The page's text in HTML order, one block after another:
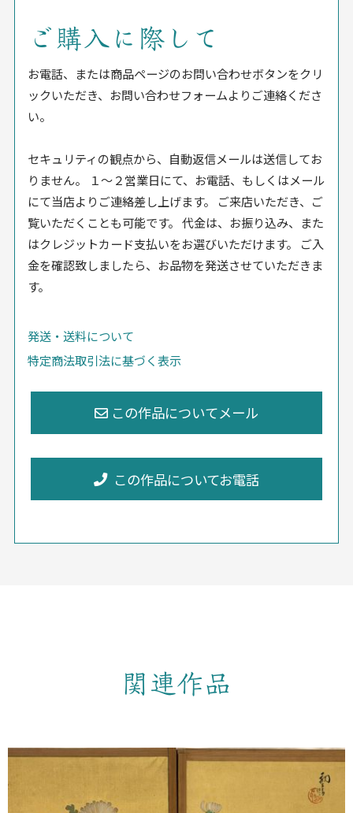
ご購入に際して
お電話、または商品ページのお問い合わせボタンをクリ
ックいただき、お問い合わせフォームよりご連絡くださ
い。
セキュリティの観点から、自動返信メールは送信してお
りません。 １〜２営業日にて、お電話、もしくはメール
にて当店よりご連絡差し上げます。 ご来店いただき、ご
覧いただくことも可能です。 代金は、お振り込み、また
はクレジットカード支払いをお選びいただけます。 ご入
金を確認致しましたら、お品物を発送させていただきま
す。
発送・送料について
特定商法取引法に基づく表示
この作品についてお電話
関連作品